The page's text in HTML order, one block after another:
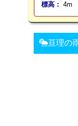
標高： 4m
亘理の